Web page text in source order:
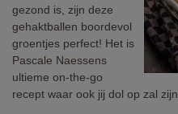
gezond is, zijn deze
gehaktballen boordevol
groentjes perfect! Het is
Pascale Naessens
ultieme on-the-go
recept waar ook jij dol op zal zijn.